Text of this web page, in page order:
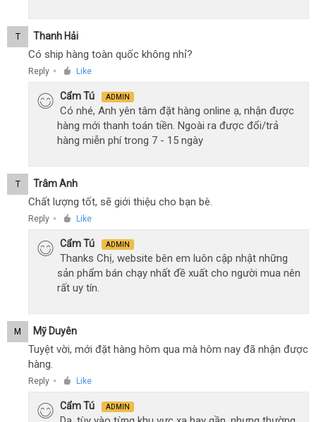
T Thanh Hải
Có ship hàng toàn quốc không nhỉ?
Reply ● Like
Cẩm Tú ADMIN
Có nhé, Anh yên tâm đặt hàng online ạ, nhận được
hàng mới thanh toán tiền. Ngoài ra được đổi/trả
hàng miễn phí trong 7 - 15 ngày
T Trâm Anh
Chất lượng tốt, sẽ giới thiệu cho bạn bè.
Reply ● Like
Cẩm Tú ADMIN
Thanks Chị, website bên em luôn cập nhật những
sản phẩm bán chạy nhất đề xuất cho người mua nên
rất uy tín.
M Mỹ Duyên
Tuyệt vời, mới đặt hàng hôm qua mà hôm nay đã nhận được
hàng.
Reply ● Like
Cẩm Tú ADMIN